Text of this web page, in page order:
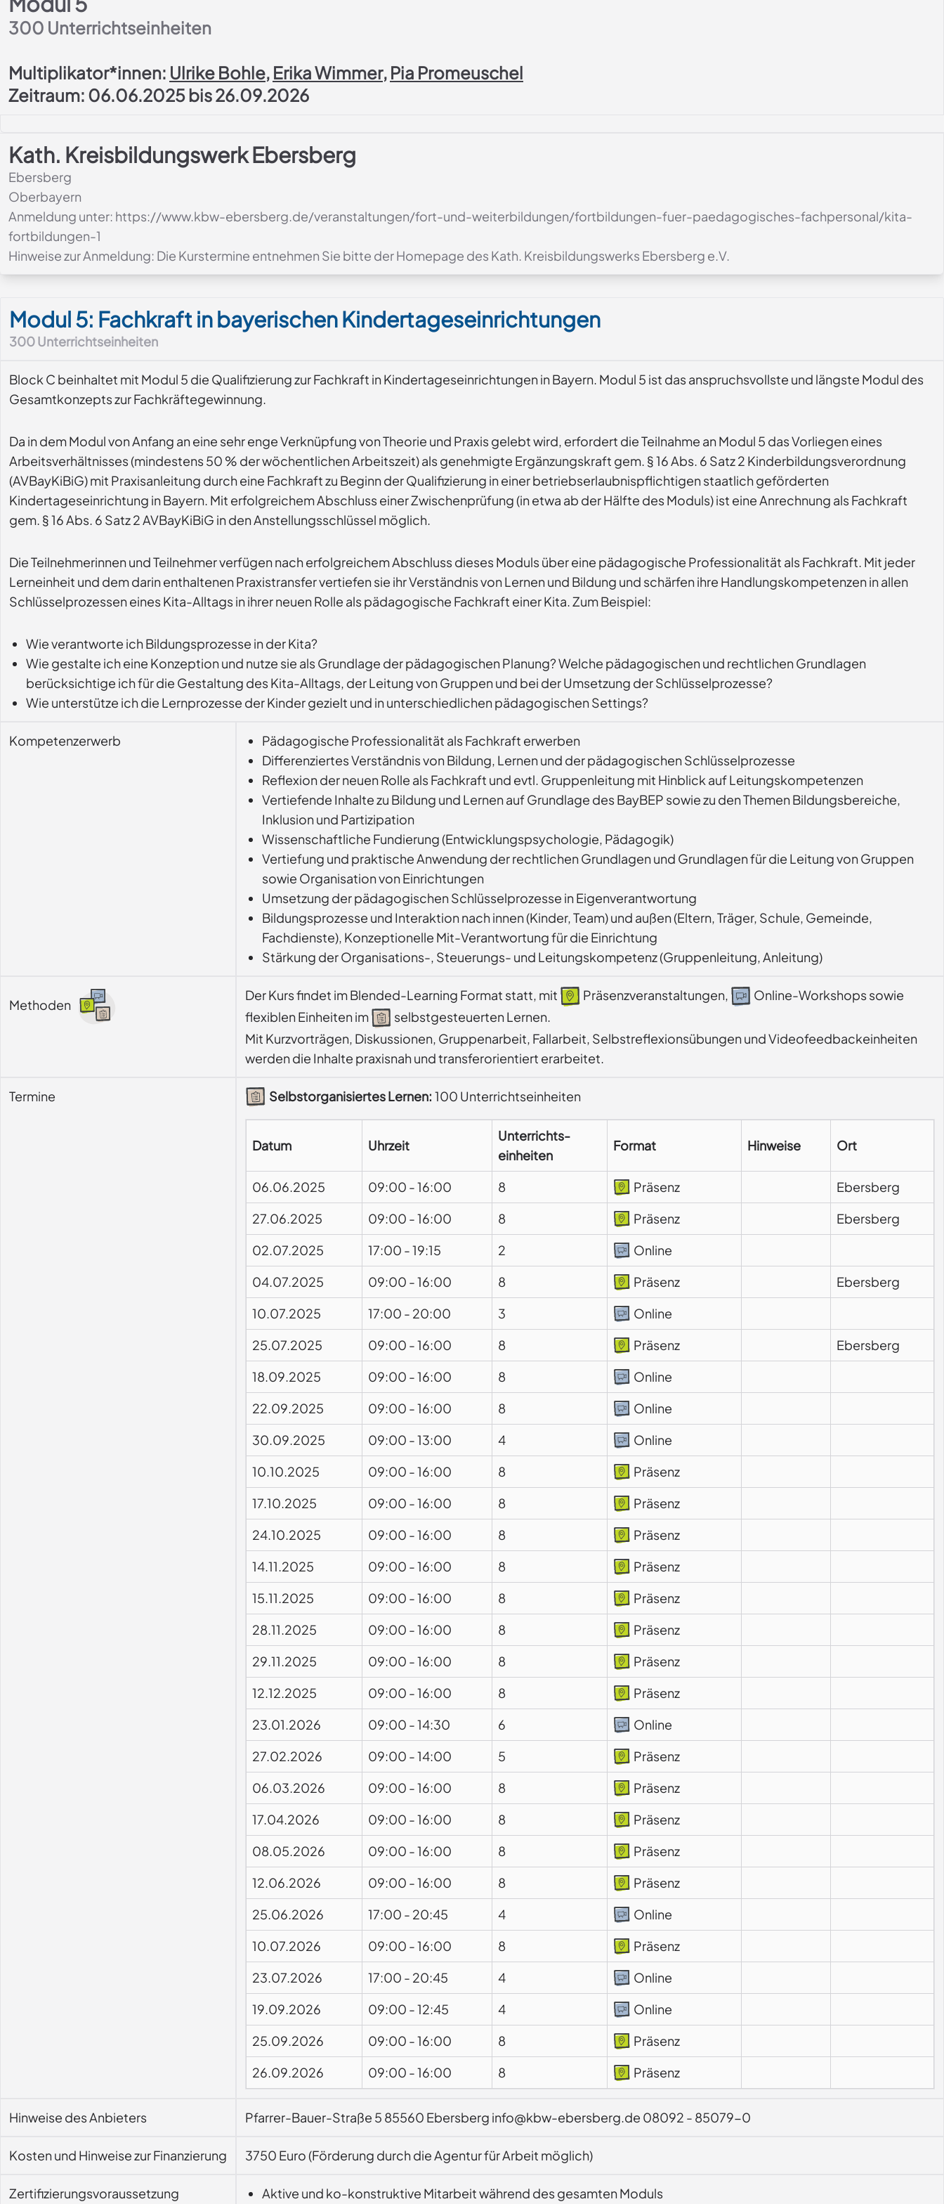
300 Unterrichtseinheiten
Multiplikator*innen: Ulrike Bohle, Erika Wimmer, Pia Promeuschel
Zeitraum: 06.06.2025 bis 26.09.2026
Kath. Kreisbildungswerk Ebersberg
Ebersberg
Oberbayern
Anmeldung unter: https://www.kbw-ebersberg.de/veranstaltungen/fort-und-weiterbildungen/fortbildungen-fuer-paedagogisches-fachpersonal/kita-
fortbildungen-1
Hinweise zur Anmeldung: Die Kurstermine entnehmen Sie bitte der Homepage des Kath. Kreisbildungswerks Ebersberg e.V.
Modul 5: Fachkraft in bayerischen Kindertageseinrichtungen
300Unterrichtseinheiten
Block C beinhaltet mit Modul 5 die Qualifizierung zur Fachkraft in Kindertageseinrichtungen in Bayern. Modul 5 ist das anspruchsvollste und längste Modul des
Gesamtkonzepts zur Fachkräftegewinnung.
Da in dem Modul von Anfang an eine sehr enge Verknüpfung von Theorie und Praxis gelebt wird, erfordert die Teilnahme an Modul 5 das Vorliegen eines
Arbeitsverhältnisses (mindestens 50 % der wöchentlichen Arbeitszeit) als genehmigte Ergänzungskraft gem. § 16 Abs. 6 Satz 2 Kinderbildungsverordnung
(AVBayKiBiG) mit Praxisanleitung durch eine Fachkraft zu Beginn der Qualifizierung in einer betriebserlaubnispflichtigen staatlich geförderten
Kindertageseinrichtung in Bayern. Mit erfolgreichem Abschluss einer Zwischenprüfung (in etwa ab der Hälfte des Moduls) ist eine Anrechnung als Fachkraft
gem. § 16 Abs. 6 Satz 2 AVBayKiBiG in den Anstellungsschlüssel möglich.
Die Teilnehmerinnen und Teilnehmer verfügen nach erfolgreichem Abschluss dieses Moduls über eine pädagogische Professionalität als Fachkraft. Mit jeder
Lerneinheit und dem darin enthaltenen Praxistransfer vertiefen sie ihr Verständnis von Lernen und Bildung und schärfen ihre Handlungskompetenzen in allen
Schlüsselprozessen eines Kita-Alltags in ihrer neuen Rolle als pädagogische Fachkraft einer Kita. Zum Beispiel:
Wie verantworte ich Bildungsprozesse in der Kita?
Wie gestalte ich eine Konzeption und nutze sie als Grundlage der pädagogischen Planung? Welche pädagogischen und rechtlichen Grundlagen
berücksichtige ich für die Gestaltung des Kita-Alltags, der Leitung von Gruppen und bei der Umsetzung der Schlüsselprozesse?
Wie unterstütze ich die Lernprozesse der Kinder gezielt und in unterschiedlichen pädagogischen Settings?
Kompetenzerwerb
Pädagogische Professionalität als Fachkraft erwerben
Differenziertes Verständnis von Bildung, Lernen und der pädagogischen Schlüsselprozesse
Reflexion der neuen Rolle als Fachkraft und evtl. Gruppenleitung mit Hinblick auf Leitungskompetenzen
Vertiefende Inhalte zu Bildung und Lernen auf Grundlage des BayBEP sowie zu den Themen Bildungsbereiche,
Inklusion und Partizipation
Wissenschaftliche Fundierung (Entwicklungspsychologie, Pädagogik)
Vertiefung und praktische Anwendung der rechtlichen Grundlagen und Grundlagen für die Leitung von Gruppen
sowie Organisation von Einrichtungen
Umsetzung der pädagogischen Schlüsselprozesse in Eigenverantwortung
Bildungsprozesse und Interaktion nach innen (Kinder, Team) und außen (Eltern, Träger, Schule, Gemeinde,
Fachdienste), Konzeptionelle Mit-Verantwortung für die Einrichtung
Stärkung der Organisations-, Steuerungs- und Leitungskompetenz (Gruppenleitung, Anleitung)
Methoden
Der Kurs findet im Blended-Learning Format statt, mit Präsenzveranstaltungen,
Online-Workshops sowie
flexiblen Einheiten im
selbstgesteuerten Lernen.
Mit Kurzvorträgen, Diskussionen, Gruppenarbeit, Fallarbeit, Selbstreflexionsübungen und Videofeedbackeinheiten
werden die Inhalte praxisnah und transferorientiert erarbeitet.
Termine Selbstorganisiertes Lernen: 100 Unterrichtseinheiten
Datum Uhrzeit
Unterrichts-
einheiten
Format Hinweise Ort
06.06.2025 09:00 -16:00 8 Präsenz
Ebersberg
27.06.2025
09:00 -16:00 8 Präsenz
Ebersberg
02.07.2025
17:00 -19:15 2
Online
04.07.2025
09:00 -16:00 8 Präsenz
Ebersberg
10.07.2025
17:00 - 20:00 3
Online
25.07.2025
09:00 -16:00 8 Präsenz
Ebersberg
18.09.2025
09:00 -16:00 8
Online
22.09.2025
09:00 -16:00 8
Online
30.09.2025
09:00 -13:00 4
Online
10.10.2025
09:00 -16:00 8
Präsenz
17.10.2025
09:00 -16:00 8
Präsenz
24.10.2025
09:00 -16:00 8
Präsenz
14.11.2025
09:00 -16:00 8
Präsenz
15.11.2025
09:00 -16:00 8
Präsenz
28.11.2025
09:00 -16:00 8
Präsenz
29.11.2025
09:00 -16:00 8
Präsenz
12.12.2025
09:00 -16:00 8
Präsenz
23.01.2026
09:00 -14:30 6
Online
27.02.2026
09:00 -14:00 5
Präsenz
06.03.2026
09:00 -16:00 8
Präsenz
17.04.2026
09:00 -16:00 8
Präsenz
08.05.2026
09:00 -16:00 8
Präsenz
12.06.2026
09:00 -16:00 8
Präsenz
25.06.2026
17:00 - 20:45 4
Online
10.07.2026
09:00 -16:00 8
Präsenz
23.07.2026
17:00 - 20:45 4
Online
19.09.2026
09:00 -12:45 4
Online
25.09.2026
09:00 -16:00 8
Präsenz
26.09.2026
09:00 -16:00 8 Präsenz
Hinweise des Anbieters Pfarrer-Bauer-Straße 5 85560 Ebersberg info@kbw-ebersberg.de 08092 - 85079-0
Kosten und Hinweise zur Finanzierung 3750 Euro (Förderung durch die Agentur für Arbeit möglich)
Zertifizierungsvoraussetzung Aktive und ko-konstruktive Mitarbeit während des gesamten Moduls